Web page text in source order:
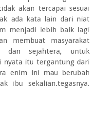
akan tercapai sesuai
ada kata lain dari niat
menjadi lebih baik lagi
membuat masyarakat
dan sejahtera, untuk
nyata itu tergantung dari
enim ini mau berubah
ibu sekalian.tegasnya.